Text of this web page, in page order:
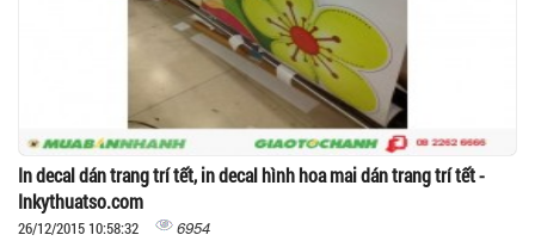
In decal dán trang trí tết, in decal hình hoa mai dán trang trí tết -
Inkythuatso.com
26/12/2015 10:58:32 6954